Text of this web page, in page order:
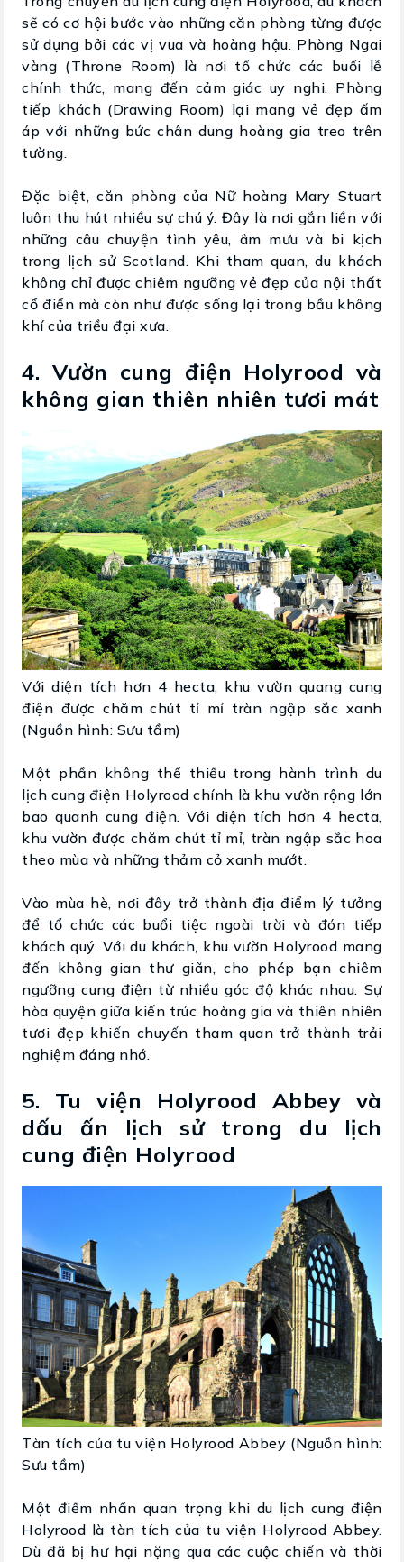
sẽ có cơ hội bước vào những căn phòng từng được
sử dụng bởi các vị vua và hoàng hậu. Phòng Ngai
vàng (Throne Room) là nơi tổ chức các buổi lễ
chính thức, mang đến cảm giác uy nghi. Phòng
tiếp khách (Drawing Room) lại mang vẻ đẹp ấm
áp với những bức chân dung hoàng gia treo trên
tường.
Đặc biệt, căn phòng của Nữ hoàng Mary Stuart
luôn thu hút nhiều sự chú ý. Đây là nơi gắn liền với
những câu chuyện tình yêu, âm mưu và bi kịch
trong lịch sử Scotland. Khi tham quan, du khách
không chỉ được chiêm ngưỡng vẻ đẹp của nội thất
cổ điển mà còn như được sống lại trong bầu không
khí của triều đại xưa.
4. Vườn cung điện Holyrood và
không gian thiên nhiên tươi mát
Với diện tích hơn 4 hecta, khu vườn quang cung
điện được chăm chút tỉ mỉ tràn ngập sắc xanh
(Nguồn hình: Sưu tầm)
Một phần không thể thiếu trong hành trình du
lịch cung điện Holyrood chính là khu vườn rộng lớn
bao quanh cung điện. Với diện tích hơn 4 hecta,
khu vườn được chăm chút tỉ mỉ, tràn ngập sắc hoa
theo mùa và những thảm cỏ xanh mướt.
Vào mùa hè, nơi đây trở thành địa điểm lý tưởng
để tổ chức các buổi tiệc ngoài trời và đón tiếp
khách quý. Với du khách, khu vườn Holyrood mang
đến không gian thư giãn, cho phép bạn chiêm
ngưỡng cung điện từ nhiều góc độ khác nhau. Sự
hòa quyện giữa kiến trúc hoàng gia và thiên nhiên
tươi đẹp khiến chuyến tham quan trở thành trải
nghiệm đáng nhớ.
5. Tu viện Holyrood Abbey và
dấu ấn lịch sử trong du lịch
cung điện Holyrood
Tàn tích của tu viện Holyrood Abbey (Nguồn hình:
Sưu tầm)
Một điểm nhấn quan trọng khi du lịch cung điện
Holyrood là tàn tích của tu viện Holyrood Abbey.
Dù đã bị hư hại nặng qua các cuộc chiến và thời